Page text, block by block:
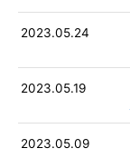
2023.05.24
2023.05.19
2023.05.09